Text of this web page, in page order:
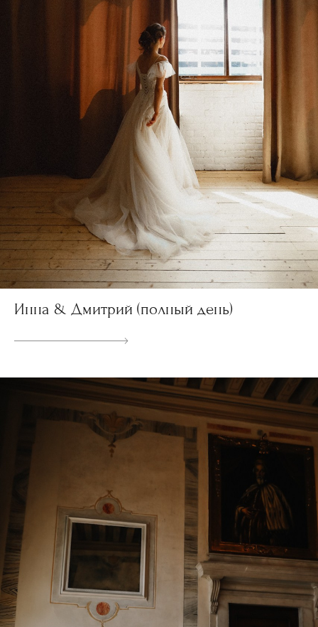
Инна & Дмитрий (полный день)